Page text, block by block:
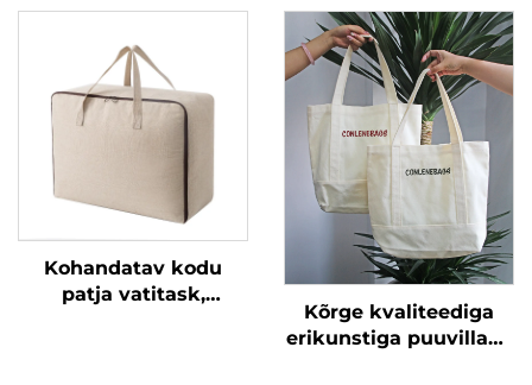
kosmeetikakott roosa
ühtlase värviga
kosmeetikakott
reisimiseks
meikimiseks
trükitud logoga
üksikpakkimine
kangast pudelikotid
tähega
Kohandatav kodu
patja vatitask,
Kõrge kvaliteediga
erikunstiga puuvillane